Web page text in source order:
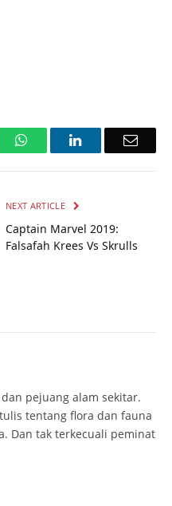
WhatsAppLinkedIn Email
NEXT ARTICLE
Captain Marvel 2019:
Falsafah Krees Vs Skrulls
pejuang alam sekitar.
tentang flora dan fauna
Dan tak terkecuali peminat